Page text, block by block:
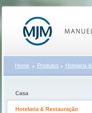
Home Produtos Hotelaria
Casa
Hotelaria & Restauração